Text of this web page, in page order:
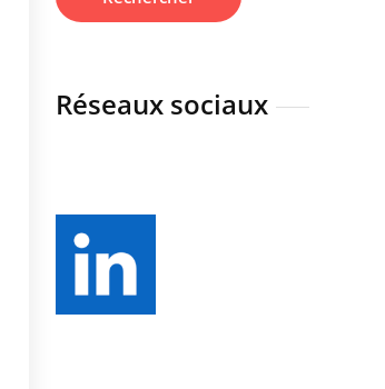
Réseaux sociaux